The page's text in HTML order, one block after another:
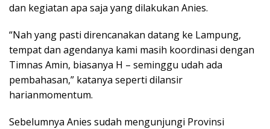
dan kegiatan apa saja yang dilakukan Anies.
“Nah yang pasti direncanakan datang ke Lampung,
tempat dan agendanya kami masih koordinasi dengan
Timnas Amin, biasanya H – seminggu udah ada
pembahasan,” katanya seperti dilansir
harianmomentum.
Sebelumnya Anies sudah mengunjungi Provinsi